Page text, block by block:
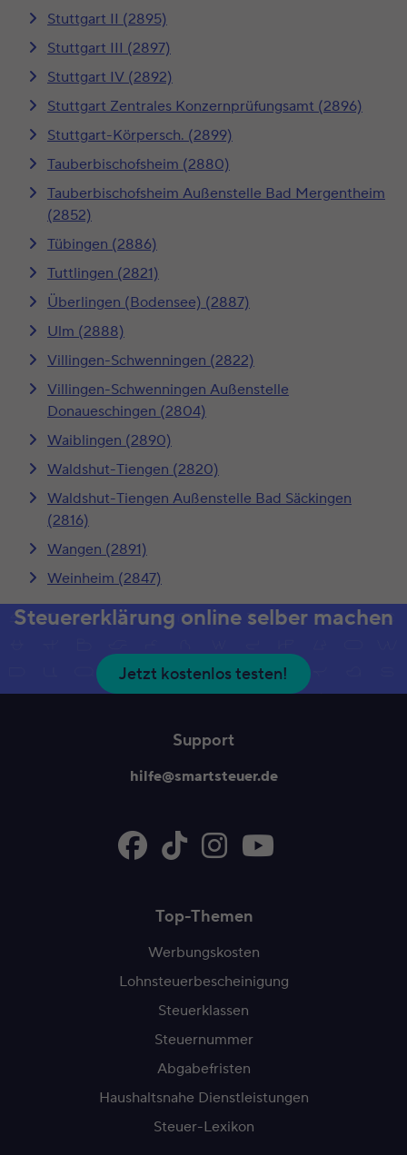
Stuttgart II (2895)
Stuttgart III (2897)
Stuttgart IV (2892)
Stuttgart Zentrales Konzernprüfungsamt (2896)
Stuttgart-Körpersch. (2899)
Tauberbischofsheim (2880)
Tauberbischofsheim Außenstelle Bad Mergentheim
(2852)
Tübingen (2886)
Tuttlingen (2821)
Überlingen (Bodensee) (2887)
Ulm (2888)
Villingen-Schwenningen (2822)
Villingen-Schwenningen Außenstelle
Donaueschingen (2804)
Waiblingen (2890)
Waldshut-Tiengen (2820)
Waldshut-Tiengen Außenstelle Bad Säckingen
(2816)
Wangen (2891)
Weinheim (2847)
Steuererklärung online selber machen
Jetzt kostenlos testen!
Support
hilfe@smartsteuer.de
Top-Themen
Werbungskosten
Lohnsteuerbescheinigung
Steuerklassen
Steuernummer
Abgabefristen
Haushaltsnahe Dienstleistungen
Steuer-Lexikon